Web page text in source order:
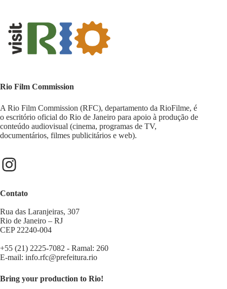
Rio Film Commission
A Rio Film Commission (RFC), departamento da RioFilme, é
o escritório oficial do Rio de Janeiro para apoio à produção de
conteúdo audiovisual (cinema, programas de TV,
documentários, filmes publicitários e web).
Contato
Rua das Laranjeiras, 307
Rio de Janeiro – RJ
CEP 22240-004
+55 (21) 2225-7082 - Ramal: 260
E-mail: info.rfc@prefeitura.rio
Bring your production to Rio!